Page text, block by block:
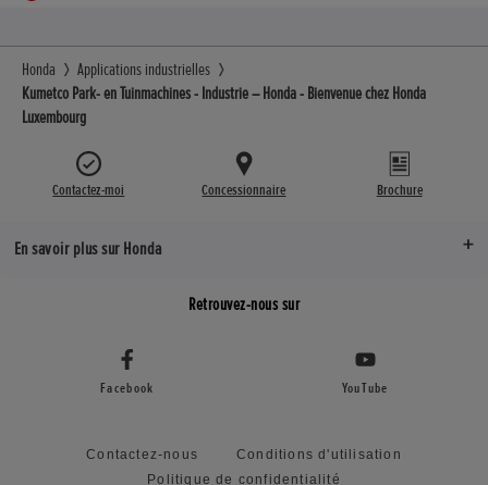
Honda
Applications industrielles
Kumetco Park- en Tuinmachines - Industrie – Honda - Bienvenue chez Honda
Luxembourg
Contactez-moi Concessionnaire Brochure
En savoir plus sur Honda
Retrouvez-nous sur
Facebook YouTube
Contactez-nous
Conditions d'utilisation
Politique de confidentialité